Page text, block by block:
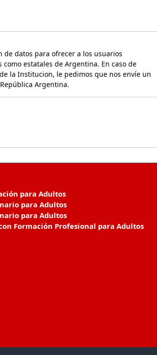
datos para ofrecer a los usuarios
estatales de Argentina. En caso de
la Institucion, le pedimos que nos envíe un
Argentina.
para Adultos
para Adultos
para Adultos
Formación Profesional para Adultos